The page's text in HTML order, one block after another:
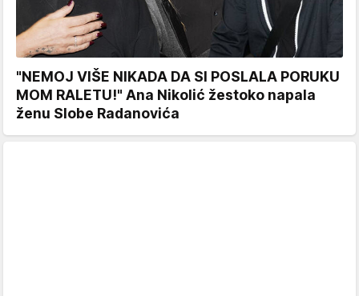
"NEMOJ VIŠE NIKADA DA SI POSLALA PORUKU
MOM RALETU!" Ana Nikolić žestoko napala
ženu Slobe Radanovića